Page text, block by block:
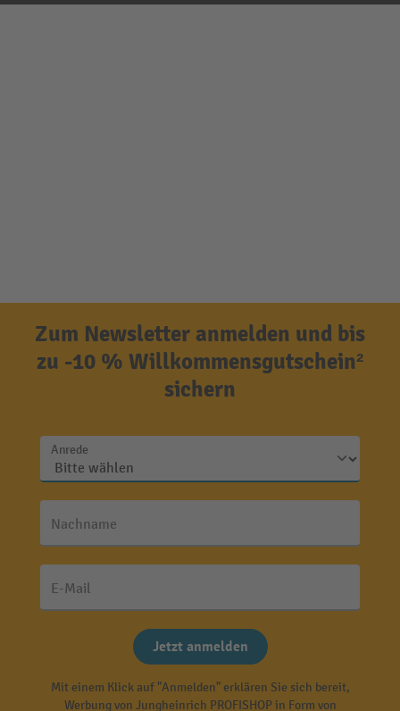
Zum Newsletter anmelden und bis
zu -10 % Willkommensgutschein²
sichern
Anrede
Nachname
E-Mail
Jetzt anmelden
Mit einem Klick auf "Anmelden" erklären Sie sich bereit,
Werbung von Jungheinrich PROFISHOP in Form von